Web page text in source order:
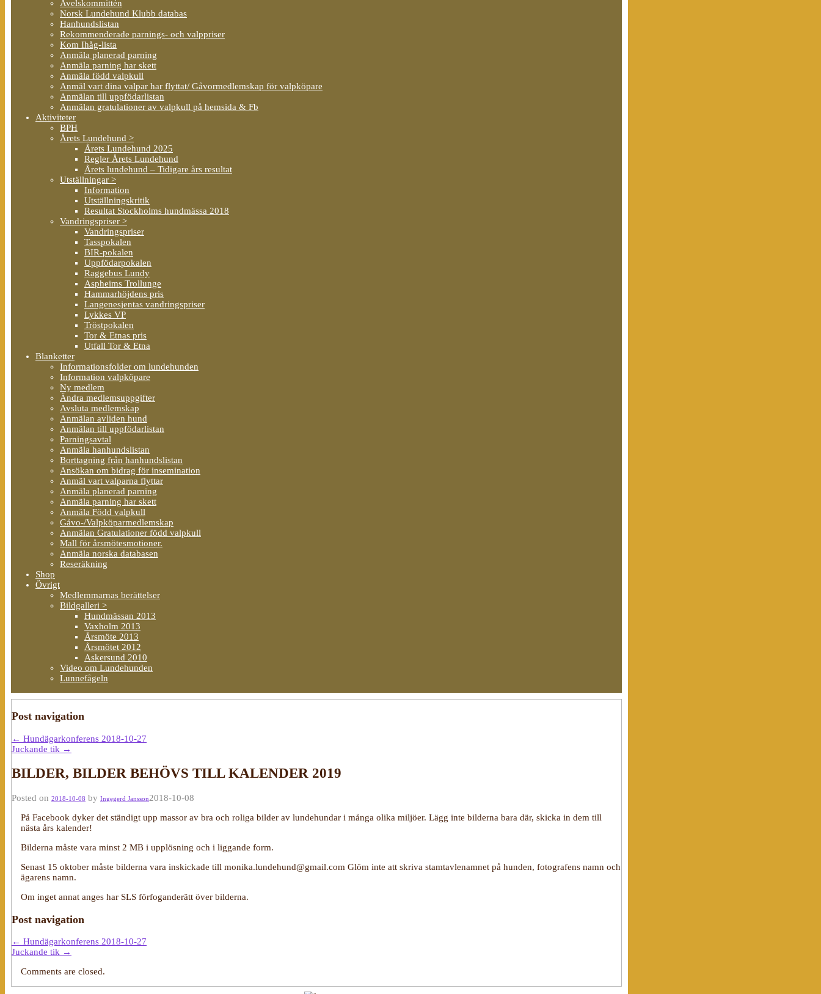
Avelskommittén
Norsk Lundehund Klubb databas
Hanhundslistan
Rekommenderade parnings- och valppriser
Kom Ihåg-lista
Anmäla planerad parning
Anmäla parning har skett
Anmäla född valpkull
Anmäl vart dina valpar har flyttat/ Gåvormedlemskap för valpköpare
Anmälan till uppfödarlistan
Anmälan gratulationer av valpkull på hemsida & Fb
Aktiviteter
BPH
Årets Lundehund >
Årets Lundehund 2025
Regler Årets Lundehund
Årets lundehund – Tidigare års resultat
Utställningar >
Information
Utställningskritik
Resultat Stockholms hundmässa 2018
Vandringspriser >
Vandringspriser
Tasspokalen
BIR-pokalen
Uppfödarpokalen
Raggebus Lundy
Aspheims Trollunge
Hammarhöjdens pris
Langenesjentas vandringspriser
Lykkes VP
Tröstpokalen
Tor & Etnas pris
Utfall Tor & Etna
Blanketter
Informationsfolder om lundehunden
Information valpköpare
Ny medlem
Ändra medlemsuppgifter
Avsluta medlemskap
Anmälan avliden hund
Anmälan till uppfödarlistan
Parningsavtal
Anmäla hanhundslistan
Borttagning från hanhundslistan
Ansökan om bidrag för insemination
Anmäl vart valparna flyttar
Anmäla planerad parning
Anmäla parning har skett
Anmäla Född valpkull
Gåvo-/Valpköparmedlemskap
Anmälan Gratulationer född valpkull
Mall för årsmötesmotioner.
Anmäla norska databasen
Reseräkning
Shop
Övrigt
Medlemmarnas berättelser
Bildgalleri >
Hundmässan 2013
Vaxholm 2013
Årsmöte 2013
Årsmötet 2012
Askersund 2010
Video om Lundehunden
Lunnefågeln
Post navigation
← Hundägarkonferens 2018-10-27
Juckande tik →
BILDER, BILDER BEHÖVS TILL KALENDER 2019
Posted on 2018-10-08 by Ingegerd Jansson2018-10-08
På Facebook dyker det ständigt upp massor av bra och roliga bilder av lundehundar i många olika miljöer. Lägg inte bilderna bara där, skicka in dem till
nästa års kalender!
Bilderna måste vara minst 2 MB i upplösning och i liggande form.
Senast 15 oktober måste bilderna vara inskickade till monika.lundehund@gmail.com Glöm inte att skriva stamtavlenamnet på hunden, fotografens namn och
ägarens namn.
Om inget annat anges har SLS förfoganderätt över bilderna.
Post navigation
← Hundägarkonferens 2018-10-27
Juckande tik →
Comments are closed.